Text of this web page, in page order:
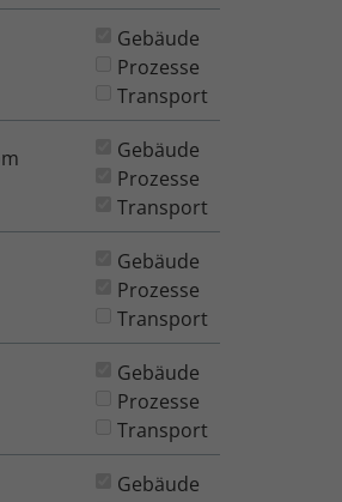
Gebäude
Prozesse
Transport
Gebäude
Prozesse
Transport
Gebäude
Prozesse
Transport
Gebäude
Prozesse
Transport
Gebäude